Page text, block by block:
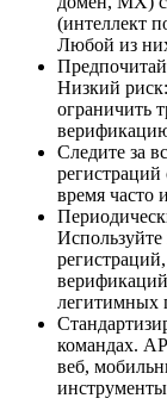
(интеллект
Любой из
Низкий
ограничить
Следите за
время часто
легитимных
командах.
веб,